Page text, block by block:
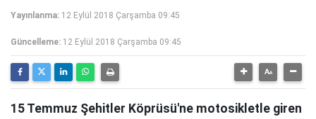
Yayınlanma: 12 Eylül 2018 Çarşamba 09:45
Güncelleme: 12 Eylül 2018 Çarşamba 09:45
15 Temmuz Şehitler Köprüsü'ne motosikletle giren